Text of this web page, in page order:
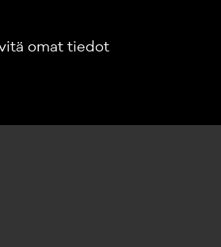
omat tiedot